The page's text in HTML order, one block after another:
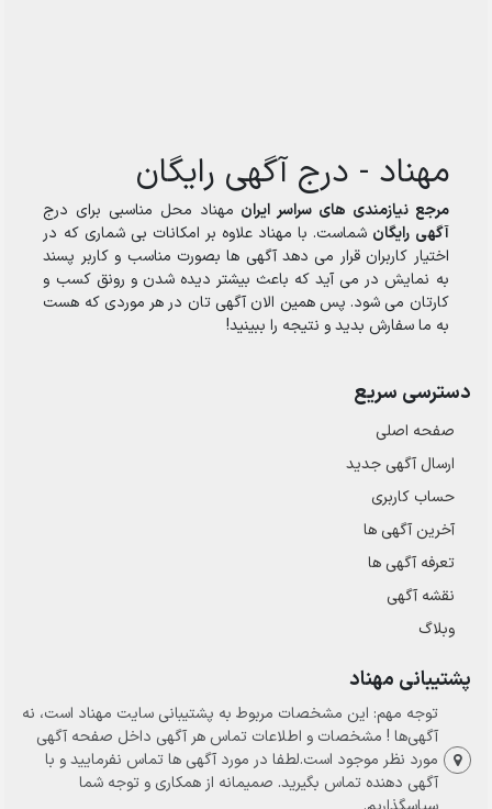
مهناد - درج آگهی رایگان
مرجع نیازمندی های سراسر ایران مهناد محل مناسبی برای درج
آگهی رایگان شماست. با مهناد علاوه بر امکانات بی شماری که در
اختیار کاربران قرار می دهد آگهی ها بصورت مناسب و کاربر پسند
به نمایش در می آید که باعث بیشتر دیده شدن و رونق کسب و
کارتان می شود. پس همین الان آگهی تان در هر موردی که هست
به ما سفارش بدید و نتیجه را ببینید!
دسترسی سریع
صفحه اصلی
ارسال‌ آگهی جدید
حساب کاربری
آخرین آگهی ها
تعرفه آگهی ها
نقشه آگهی
وبلاگ
پشتیبانی مهناد
توجه مهم: این مشخصات مربوط به پشتیبانی سایت مهناد است، نه
آگهی‌ها ! مشخصات و اطلاعات تماس هر آگهی داخل صفحه آگهی
مورد نظر موجود است.لطفا در مورد آگهی ها تماس نفرمایید و با
آگهی دهنده تماس بگیرید. صمیمانه از همکاری و توجه شما